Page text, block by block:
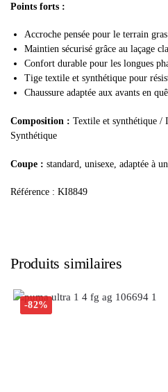
Points forts :
Accroche pensée pour le terrain
Maintien sécurisé grâce au laçage
Confort durable pour les longues
Tige textile et synthétique pour
Chaussure adaptée aux avants en
Composition : Textile et synthétique /
Synthétique
Coupe : standard, unisexe, adaptée à
Référence : KI8849
Produits similaires
-82%